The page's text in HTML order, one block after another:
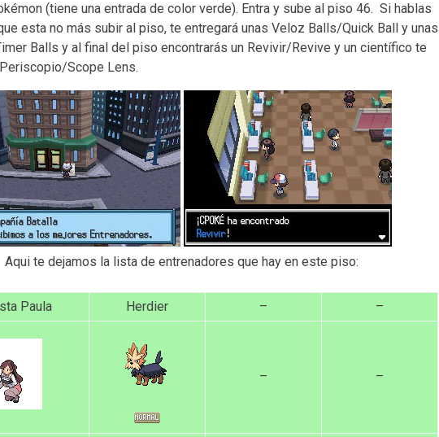
(tiene una entrada de color verde). Entra y sube al piso 46. Si hablas
esta no más subir al piso, te entregará unas Veloz Balls/Quick Ball y unas
Balls y al final del piso encontrarás un Revivir/Revive y un científico te
Scope Lens.
Aqui te dejamos la lista de entrenadores que hay en este piso:
Paula Herdier – –
– –